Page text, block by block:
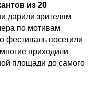
из 20
дарили зрителям
по мотивам
фестиваль посетили
приходили
площади до самого